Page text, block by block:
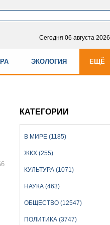
Сегодня 06 августа 2026
ЭКОЛОГИЯ ЕЩЁ
КАТЕГОРИИ
В МИРЕ (1185)
ЖКХ (255)
КУЛЬТУРА (1071)
НАУКА (463)
ОБЩЕСТВО (12547)
ПОЛИТИКА (3747)